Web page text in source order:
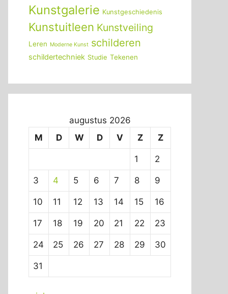
Kunstgalerie Kunstgeschiedenis
Kunstuitleen Kunstveiling
Leren Moderne Kunst schilderen
schildertechniek Studie Tekenen
augustus 2026
M
D W D V Z Z
1 2
3 4 5 6 7 8 9
10 11 12 13 14 15 16
17 18 19 20 21 22 23
24 25 26 27 28 29 30
31